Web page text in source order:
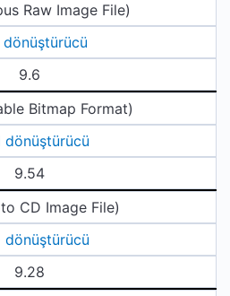
Raw Image File)
dönüştürücü
9.6
Bitmap Format)
dönüştürücü
9.54
CD Image File)
dönüştürücü
9.28